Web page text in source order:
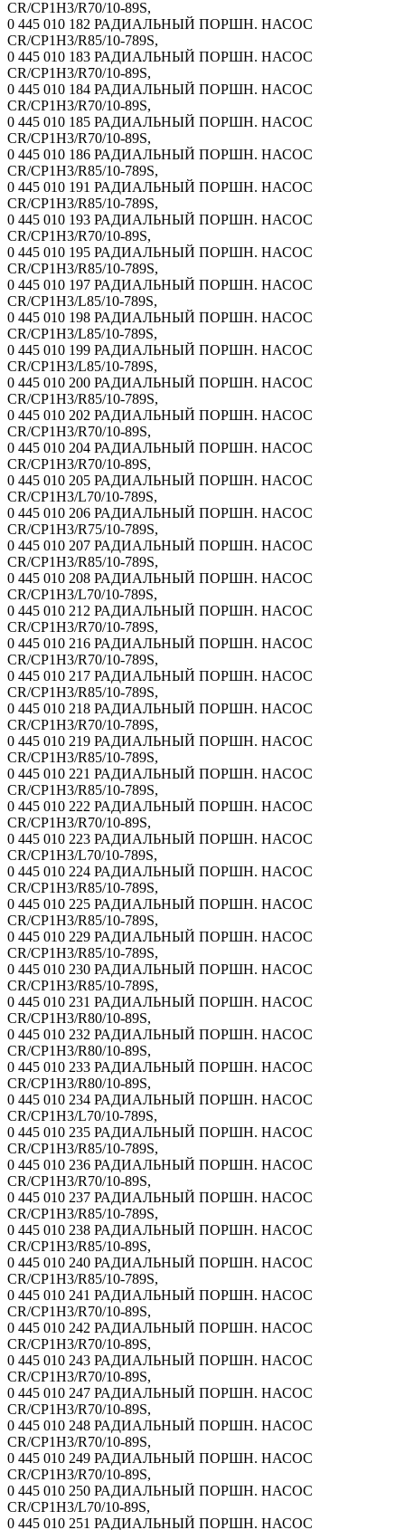
CR/CP1H3/R70/10-89S,
0 445 010 182 РАДИАЛЬНЫЙ ПОРШН. НАСОС
CR/CP1H3/R85/10-789S,
0 445 010 183 РАДИАЛЬНЫЙ ПОРШН. НАСОС
CR/CP1H3/R70/10-89S,
0 445 010 184 РАДИАЛЬНЫЙ ПОРШН. НАСОС
CR/CP1H3/R70/10-89S,
0 445 010 185 РАДИАЛЬНЫЙ ПОРШН. НАСОС
CR/CP1H3/R70/10-89S,
0 445 010 186 РАДИАЛЬНЫЙ ПОРШН. НАСОС
CR/CP1H3/R85/10-789S,
0 445 010 191 РАДИАЛЬНЫЙ ПОРШН. НАСОС
CR/CP1H3/R85/10-789S,
0 445 010 193 РАДИАЛЬНЫЙ ПОРШН. НАСОС
CR/CP1H3/R70/10-89S,
0 445 010 195 РАДИАЛЬНЫЙ ПОРШН. НАСОС
CR/CP1H3/R85/10-789S,
0 445 010 197 РАДИАЛЬНЫЙ ПОРШН. НАСОС
CR/CP1H3/L85/10-789S,
0 445 010 198 РАДИАЛЬНЫЙ ПОРШН. НАСОС
CR/CP1H3/L85/10-789S,
0 445 010 199 РАДИАЛЬНЫЙ ПОРШН. НАСОС
CR/CP1H3/L85/10-789S,
0 445 010 200 РАДИАЛЬНЫЙ ПОРШН. НАСОС
CR/CP1H3/R85/10-789S,
0 445 010 202 РАДИАЛЬНЫЙ ПОРШН. НАСОС
CR/CP1H3/R70/10-89S,
0 445 010 204 РАДИАЛЬНЫЙ ПОРШН. НАСОС
CR/CP1H3/R70/10-89S,
0 445 010 205 РАДИАЛЬНЫЙ ПОРШН. НАСОС
CR/CP1H3/L70/10-789S,
0 445 010 206 РАДИАЛЬНЫЙ ПОРШН. НАСОС
CR/CP1H3/R75/10-789S,
0 445 010 207 РАДИАЛЬНЫЙ ПОРШН. НАСОС
CR/CP1H3/R85/10-789S,
0 445 010 208 РАДИАЛЬНЫЙ ПОРШН. НАСОС
CR/CP1H3/L70/10-789S,
0 445 010 212 РАДИАЛЬНЫЙ ПОРШН. НАСОС
CR/CP1H3/R70/10-789S,
0 445 010 216 РАДИАЛЬНЫЙ ПОРШН. НАСОС
CR/CP1H3/R70/10-789S,
0 445 010 217 РАДИАЛЬНЫЙ ПОРШН. НАСОС
CR/CP1H3/R85/10-789S,
0 445 010 218 РАДИАЛЬНЫЙ ПОРШН. НАСОС
CR/CP1H3/R70/10-789S,
0 445 010 219 РАДИАЛЬНЫЙ ПОРШН. НАСОС
CR/CP1H3/R85/10-789S,
0 445 010 221 РАДИАЛЬНЫЙ ПОРШН. НАСОС
CR/CP1H3/R85/10-789S,
0 445 010 222 РАДИАЛЬНЫЙ ПОРШН. НАСОС
CR/CP1H3/R70/10-89S,
0 445 010 223 РАДИАЛЬНЫЙ ПОРШН. НАСОС
CR/CP1H3/L70/10-789S,
0 445 010 224 РАДИАЛЬНЫЙ ПОРШН. НАСОС
CR/CP1H3/R85/10-789S,
0 445 010 225 РАДИАЛЬНЫЙ ПОРШН. НАСОС
CR/CP1H3/R85/10-789S,
0 445 010 229 РАДИАЛЬНЫЙ ПОРШН. НАСОС
CR/CP1H3/R85/10-789S,
0 445 010 230 РАДИАЛЬНЫЙ ПОРШН. НАСОС
CR/CP1H3/R85/10-789S,
0 445 010 231 РАДИАЛЬНЫЙ ПОРШН. НАСОС
CR/CP1H3/R80/10-89S,
0 445 010 232 РАДИАЛЬНЫЙ ПОРШН. НАСОС
CR/CP1H3/R80/10-89S,
0 445 010 233 РАДИАЛЬНЫЙ ПОРШН. НАСОС
CR/CP1H3/R80/10-89S,
0 445 010 234 РАДИАЛЬНЫЙ ПОРШН. НАСОС
CR/CP1H3/L70/10-789S,
0 445 010 235 РАДИАЛЬНЫЙ ПОРШН. НАСОС
CR/CP1H3/R85/10-789S,
0 445 010 236 РАДИАЛЬНЫЙ ПОРШН. НАСОС
CR/CP1H3/R70/10-89S,
0 445 010 237 РАДИАЛЬНЫЙ ПОРШН. НАСОС
CR/CP1H3/R85/10-789S,
0 445 010 238 РАДИАЛЬНЫЙ ПОРШН. НАСОС
CR/CP1H3/R85/10-89S,
0 445 010 240 РАДИАЛЬНЫЙ ПОРШН. НАСОС
CR/CP1H3/R85/10-789S,
0 445 010 241 РАДИАЛЬНЫЙ ПОРШН. НАСОС
CR/CP1H3/R70/10-89S,
0 445 010 242 РАДИАЛЬНЫЙ ПОРШН. НАСОС
CR/CP1H3/R70/10-89S,
0 445 010 243 РАДИАЛЬНЫЙ ПОРШН. НАСОС
CR/CP1H3/R70/10-89S,
0 445 010 247 РАДИАЛЬНЫЙ ПОРШН. НАСОС
CR/CP1H3/R70/10-89S,
0 445 010 248 РАДИАЛЬНЫЙ ПОРШН. НАСОС
CR/CP1H3/R70/10-89S,
0 445 010 249 РАДИАЛЬНЫЙ ПОРШН. НАСОС
CR/CP1H3/R70/10-89S,
0 445 010 250 РАДИАЛЬНЫЙ ПОРШН. НАСОС
CR/CP1H3/L70/10-89S,
0 445 010 251 РАДИАЛЬНЫЙ ПОРШН. НАСОС